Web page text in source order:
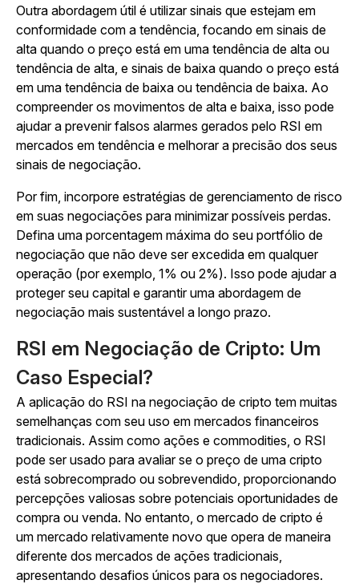
Outra abordagem útil é utilizar sinais que estejam em
conformidade com a tendência, focando em sinais de
alta quando o preço está em uma tendência de alta ou
tendência de alta, e sinais de baixa quando o preço está
em uma tendência de baixa ou tendência de baixa. Ao
compreender os movimentos de alta e baixa, isso pode
ajudar a prevenir falsos alarmes gerados pelo RSI em
mercados em tendência e melhorar a precisão dos seus
sinais de negociação.
Por fim, incorpore estratégias de gerenciamento de risco
em suas negociações para minimizar possíveis perdas.
Defina uma porcentagem máxima do seu portfólio de
negociação que não deve ser excedida em qualquer
operação (por exemplo, 1% ou 2%). Isso pode ajudar a
proteger seu capital e garantir uma abordagem de
negociação mais sustentável a longo prazo.
RSI em Negociação de Cripto: Um
Caso Especial?
A aplicação do RSI na negociação de cripto tem muitas
semelhanças com seu uso em mercados financeiros
tradicionais. Assim como ações e commodities, o RSI
pode ser usado para avaliar se o preço de uma cripto
está sobrecomprado ou sobrevendido, proporcionando
percepções valiosas sobre potenciais oportunidades de
compra ou venda. No entanto, o mercado de cripto é
um mercado relativamente novo que opera de maneira
diferente dos mercados de ações tradicionais,
apresentando desafios únicos para os negociadores.